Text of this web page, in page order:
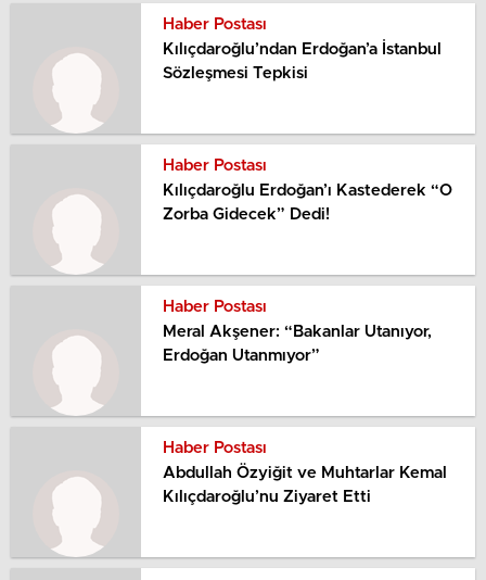
Haber Postası
Kılıçdaroğlu’ndan Erdoğan’a İstanbul
Sözleşmesi Tepkisi
Haber Postası
Kılıçdaroğlu Erdoğan’ı Kastederek “O
Zorba Gidecek” Dedi!
Haber Postası
Meral Akşener: “Bakanlar Utanıyor,
Erdoğan Utanmıyor”
Haber Postası
Abdullah Özyiğit ve Muhtarlar Kemal
Kılıçdaroğlu’nu Ziyaret Etti